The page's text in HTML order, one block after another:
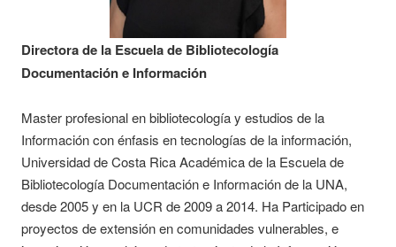
Directora de la Escuela de Bibliotecología
Documentación e Información
Master profesional en bibliotecología y estudios de la
Información con énfasis en tecnologías de la información,
Universidad de Costa Rica Académica de la Escuela de
Bibliotecología Documentación e Información de la UNA,
desde 2005 y en la UCR de 2009 a 2014. Ha Participado en
proyectos de extensión en comunidades vulnerables, e